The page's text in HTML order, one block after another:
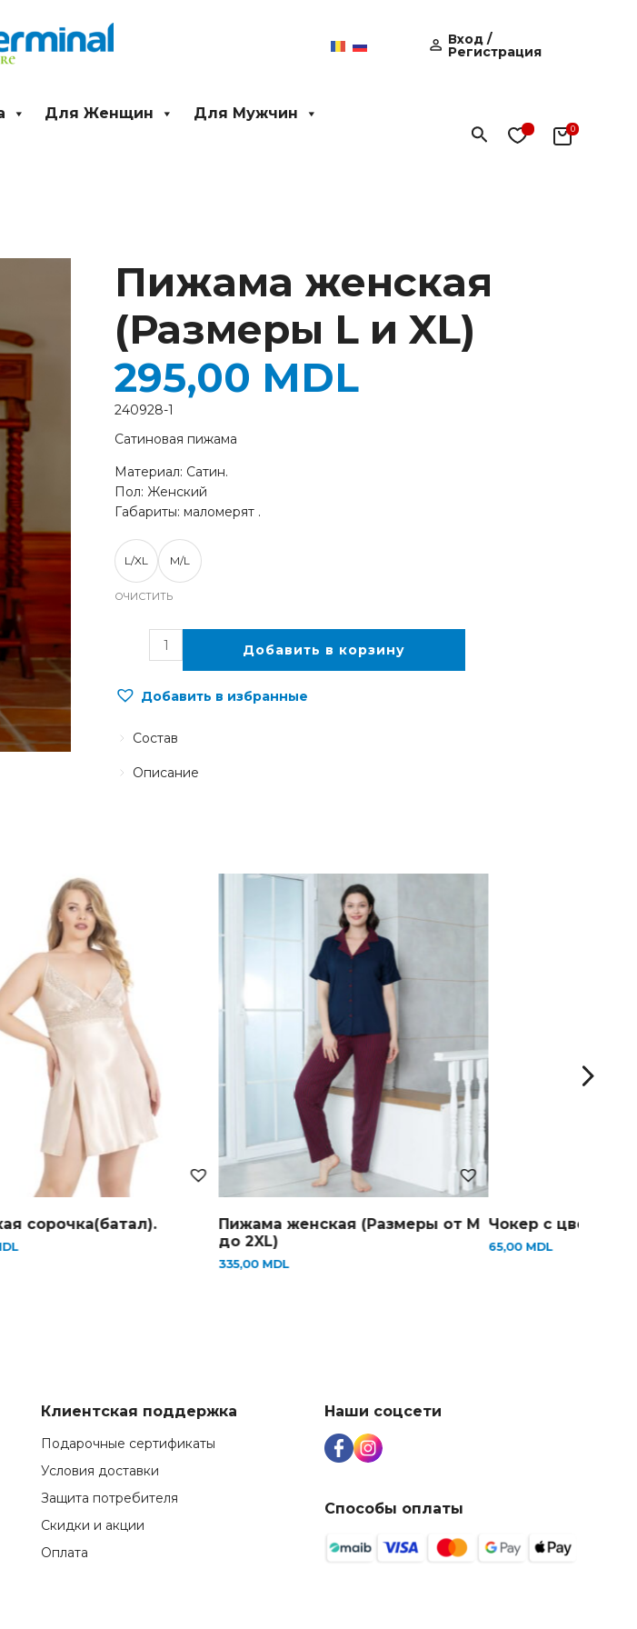
Вход /
Регистрация
Для Женщин Для Мужчин
Поиск
Пижама женская
(Размеры L и XL)
Сатиновая пижама
Материал: Сатин.
Пол: Женский
Габариты: маломерят .
295,00 MDL
L/XL M/L
ОЧИСТИТЬ
Пижама
женская
(Размеры
L
XL)
Добавить в корзину
Добавить в избранные
240928-1
Описание
Состав
сорочка(батал).
Пижама женская (Размеры от M
до 2XL)
335,00 MDL
Чокер с цветком.
65,00 MDL
Клиентская поддержка
Подарочные сертификаты
Условия доставки
Защита потребителя
Скидки и акции
Оплата
Наши соцсети
Способы оплаты